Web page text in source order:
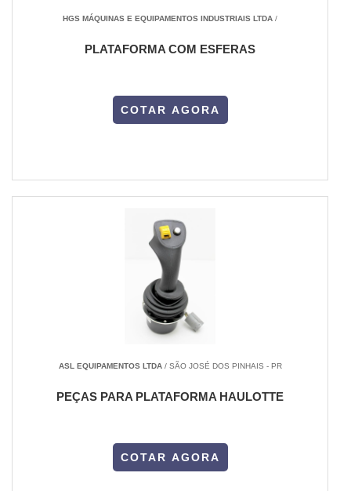
HGS MÁQUINAS E EQUIPAMENTOS INDUSTRIAIS LTDA /
PLATAFORMA COM ESFERAS
COTAR AGORA
ASL EQUIPAMENTOS LTDA/ SÃO JOSÉ DOS PINHAIS - PR
PEÇAS PARA PLATAFORMA HAULOTTE
COTAR AGORA